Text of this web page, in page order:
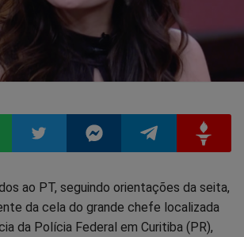
Compartilhar
no
Compartilhar
no
Compartilhar
no
no
ao PT, seguindo orientações da seita,
da cela do grande chefe localizada
da Polícia Federal em Curitiba (PR),